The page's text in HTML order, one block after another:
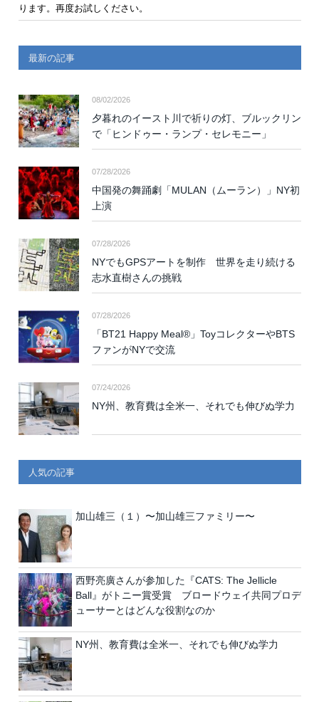
ります。再度お試しください。
最新の記事
08/02/2026
夕暮れのイースト川で祈りの灯、ブルックリン
で「ヒンドゥー・ランプ・セレモニー」
07/28/2026
中国発の舞踊劇「MULAN（ムーラン）」NY初
上演
07/28/2026
NYでもGPSアートを制作 世界を走り続ける
志水直樹さんの挑戦
07/28/2026
「BT21 Happy Meal®」ToyコレクターやBTS
ファンがNYで交流
07/24/2026
NY州、教育費は全米一、それでも伸びぬ学力
人気の記事
加山雄三（１）〜加山雄三ファミリー〜
西野亮廣さんが参加した『CATS: The Jellicle
Ball』がトニー賞受賞 ブロードウェイ共同プロデ
ューサーとはどんな役割なのか
NY州、教育費は全米一、それでも伸びぬ学力